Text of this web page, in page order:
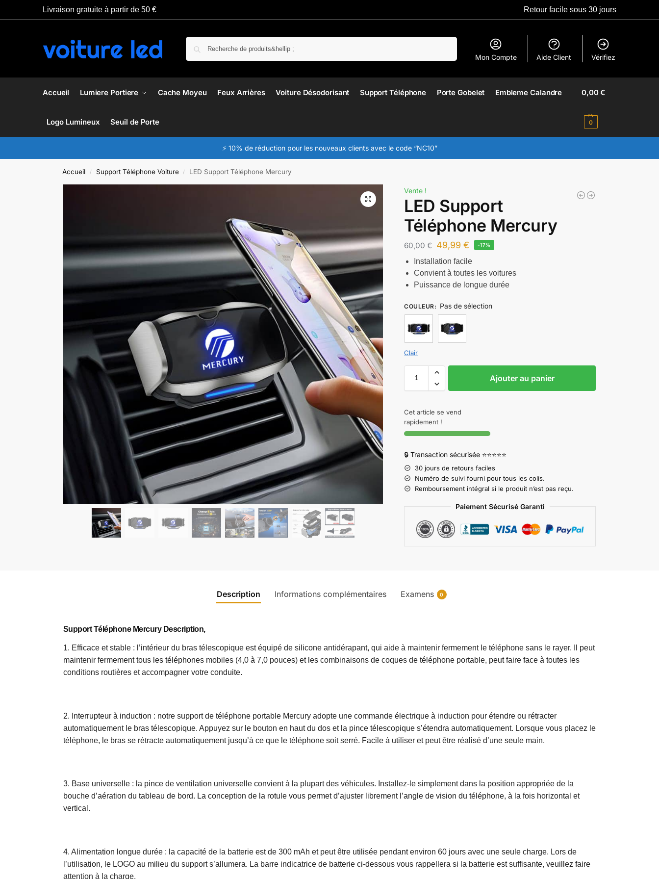
Livraison gratuite à partir de 50 € Retour facile sous 30 jours
Mon Compte Aide Client Vérifiez
Accueil Lumiere Portiere Cache Moyeu Feux Arrières Voiture Désodorisant Support Téléphone Porte Gobelet Embleme Calandre​
Logo Lumineux Seuil de Porte
0,00€
0
⚡ 10% de réduction pour les nouveaux clients avec le code “NC10”
Accueil / Support Téléphone Voiture / LED Support Téléphone Mercury
Vente !
LED Support
Téléphone Mercury
60,00€ 49,99€ -17%
Installation facile
Convient à toutes les voitures
Puissance de longue durée
COULEUR: Pas de sélection
Clair
Ajouter au panier
Cet article se vend
rapidement !
🔒 Transaction sécurisée ⭐⭐⭐⭐⭐
30 jours de retours faciles
Numéro de suivi fourni pour tous les colis.
Remboursement intégral si le produit n’est pas reçu.
Paiement Sécurisé Garanti
Description Informations complémentaires Examens 0
Support Téléphone Mercury Description,
1. Efficace et stable : l’intérieur du bras télescopique est équipé de silicone antidérapant, qui aide à maintenir fermement le téléphone sans le rayer. Il peut
maintenir fermement tous les téléphones mobiles (4,0 à 7,0 pouces) et les combinaisons de coques de téléphone portable, peut faire face à toutes les
conditions routières et accompagner votre conduite.
2. Interrupteur à induction : notre support de téléphone portable Mercury adopte une commande électrique à induction pour étendre ou rétracter
automatiquement le bras télescopique. Appuyez sur le bouton en haut du dos et la pince télescopique s’étendra automatiquement. Lorsque vous placez le
téléphone, le bras se rétracte automatiquement jusqu’à ce que le téléphone soit serré. Facile à utiliser et peut être réalisé d’une seule main.
3. Base universelle : la pince de ventilation universelle convient à la plupart des véhicules. Installez-le simplement dans la position appropriée de la
bouche d’aération du tableau de bord. La conception de la rotule vous permet d’ajuster librement l’angle de vision du téléphone, à la fois horizontal et
vertical.
4. Alimentation longue durée : la capacité de la batterie est de 300 mAh et peut être utilisée pendant environ 60 jours avec une seule charge. Lors de
l’utilisation, le LOGO au milieu du support s’allumera. La barre indicatrice de batterie ci-dessous vous rappellera si la batterie est suffisante, veuillez faire
attention à la charge.